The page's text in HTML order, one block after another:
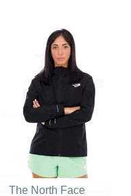
The North Face